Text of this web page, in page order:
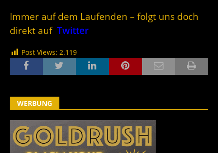
Immer auf dem Laufenden – folgt uns doch
direkt auf Twitter
Post Views: 2.119
WERBUNG